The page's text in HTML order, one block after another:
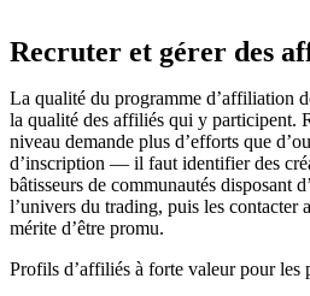
Recruter et gérer des
La qualité du programme d’affiliation
la qualité des affiliés qui y participent.
niveau demande plus d’efforts que
d’inscription — il faut identifier des
bâtisseurs de communautés disposant
l’univers du trading, puis les contacter
mérite d’être promu.
Profils d’affiliés à forte valeur pour les